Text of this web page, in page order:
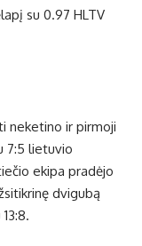
su 0.97 HLTV
neketino ir pirmoji
7:5 lietuvio
ekipa pradėjo
dvigubą